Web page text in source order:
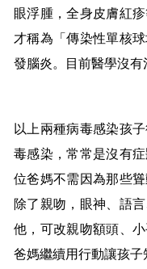
眼浮腫，全身皮膚紅
才稱為「傳染性單核
發腦炎。目前醫學沒有
以上兩種病毒感染孩
毒感染，常常是沒有
位爸媽不需因為那些
除了親吻，眼神、語
他，可改親吻額頭、
爸媽繼續用行動讓孩子